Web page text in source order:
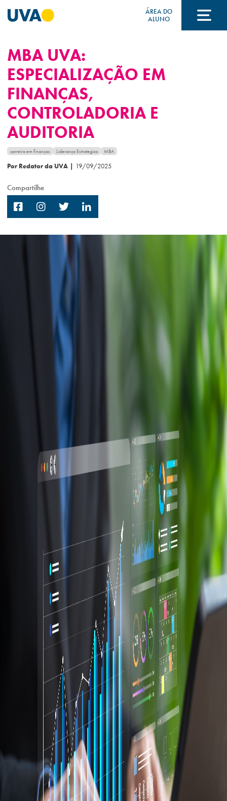
ÁREA DO
ALUNO
A UVA
CURSOS
FORMAS DE INGRESSO
FINANCIAMENTO E BOLSAS
Acontece na UVA
Campi/Unidades
Atendimento (21) 2574 8888
INSCREVA-SE
MBA UVA:
ESPECIALIZAÇÃO EM
FINANÇAS,
CONTROLADORIA E
AUDITORIA
carreira em finanças Liderança Estrategica MBA
Por Redator da UVA | 19/09/2025
Compartilhe